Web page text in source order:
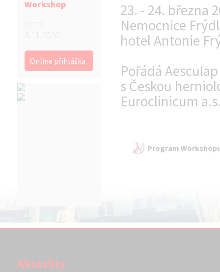
Workshop
Online přihláška
23. - 24. března
Nemocnice
hotel Antonie
Pořádá
s Českou
Euroclinicum
Program
Aktuality